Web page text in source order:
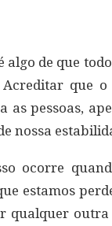
algo de que
que o
as pessoas,
nossa
ocorre
estamos
qualquer outra